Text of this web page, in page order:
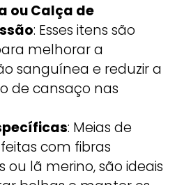
ou Calça de
: Esses itens são
melhorar a
sanguínea e reduzir a
de cansaço nas
: Meias de
com fibras
ou lã merino, são ideais